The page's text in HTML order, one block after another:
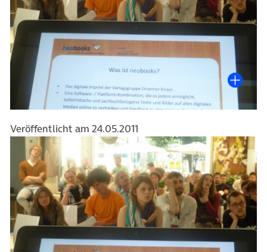
Veröffentlicht am 24.05.2011